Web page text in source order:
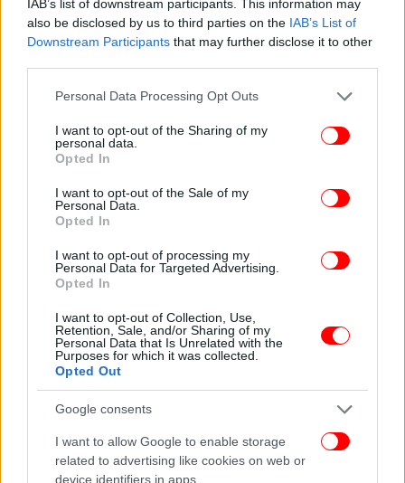
IAB’s list of downstream participants. This information may
also be disclosed by us to third parties on the IAB’s List of
Downstream Participants that may further disclose it to other
Please note that this website/app uses one or more Google
not limited to your visit or usage behaviour. You may click to
grant or deny consent to Google and its third-party tags to
use your data for below specified purposes in below Google
consent section.
Personal Data Processing Opt Outs
I want to opt-out of the Sharing of my
personal data.
Opted In
I want to opt-out of the Sale of my
Personal Data.
Opted In
I want to opt-out of processing my
Personal Data for Targeted Advertising.
Opted In
I want to opt-out of Collection, Use,
Retention, Sale, and/or Sharing of my
Personal Data that Is Unrelated with the
Purposes for which it was collected.
Opted Out
Google consents
I want to allow Google to enable storage
related to advertising like cookies on web or
device identifiers in apps.
χιλιόμετρα από τη Βουδαπέστη μέχρι τα ρουμανικά
σύνορα σε μια εκστρατεία για την «επανένωση» της
του Fidesz στο πλευρό του.
Η στρατηγική που τον έκανε επικίνδυνο αντίπαλο
Σε αντίθεση με την παραδοσιακή αντιπολίτευση, ο
Μαγιάρ δεν τοποθετήθηκε ως φιλελεύθερος
στοιχεία κοινωνικού συντηρητισμού, μιλώντας στη
«γλώσσα» των ψηφοφόρων του Fidesz.
Αυτό αποτέλεσε καθοριστικό παράγοντα επιτυχίας.
Αντί να συγκρουστεί ιδεολογικά με τον Όρμπαν,
επιχείρησε να τον αποδομήσει από μέσα,
κατηγορώντας τον για διαφθορά, κακοδιαχείριση
και απομάκρυνση από τις αρχικές αξίες του.